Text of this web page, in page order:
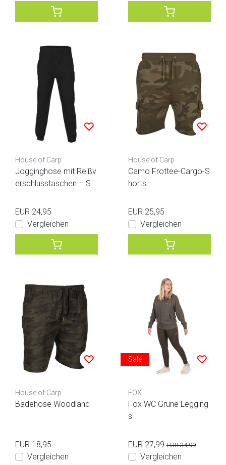
House of Carp
Jogginghose mit Reißv
erschlusstaschen – Sc
EUR 24,95
Vergleichen
House of Carp
Camo Frottee-Cargo-S
horts
EUR 25,95
Vergleichen
House of Carp
Badehose Woodland
EUR 18,95
Vergleichen
Sale
FOX
Fox WC Grüne Legging
s
EUR 27,99 EUR 34,99
Vergleichen